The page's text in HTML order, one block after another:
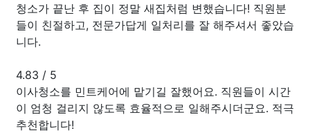
청소가 끝난 후 집이 정말 새집처럼 변했습니다! 직원분
들이 친절하고, 전문가답게 일처리를 잘 해주셔서 좋았습
니다.
4.83 / 5
이사청소를 민트케어에 맡기길 잘했어요. 직원들이 시간
이 엄청 걸리지 않도록 효율적으로 일해주시더군요. 적극
추천합니다!